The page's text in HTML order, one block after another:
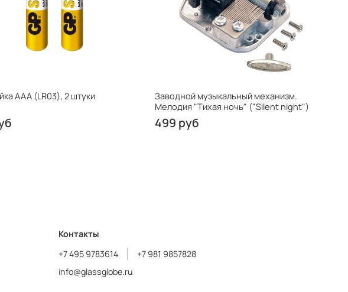
AAA (LR03), 2 штуки
Заводной музыкальный механизм.
Мелодия "Тихая ночь" ("Silent night")
499 руб
Контакты
+7 495 9783614
+7 981 9857828
info@glassglobe.ru